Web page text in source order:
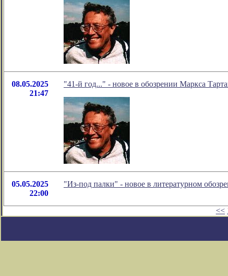
08.05.2025
21:47
"41-й год..." - новое в обозрении Маркса
05.05.2025
22:00
"Из-под палки" - новое в литературном
<<